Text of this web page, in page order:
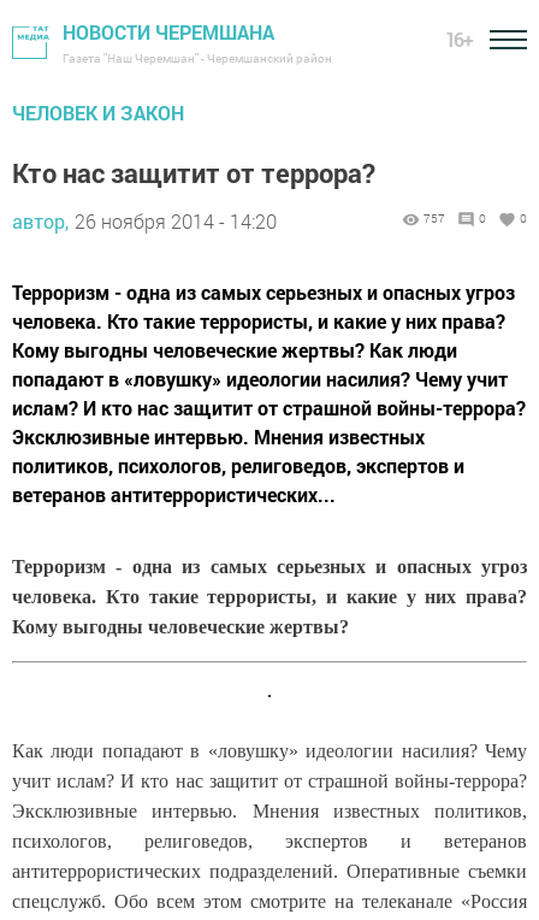
НОВОСТИ ЧЕРЕМШАНА
Газета "Наш Черемшан" - Черемшанский район
16+
ЧЕЛОВЕК И ЗАКОН
Кто нас защитит от террора?
автор, 26 ноября 2014 - 14:20 757 0 0
Терроризм - одна из самых серьезных и опасных угроз
человека. Кто такие террористы, и какие у них права?
Кому выгодны человеческие жертвы? Как люди
попадают в «ловушку» идеологии насилия? Чему учит
ислам? И кто нас защитит от страшной войны-террора?
Эксклюзивные интервью. Мнения известных
политиков, психологов, религоведов, экспертов и
ветеранов антитеррористических...
Терроризм - одна из самых серьезных и опасных угроз
человека. Кто такие террористы, и какие у них права?
Кому выгодны человеческие жертвы?
Как люди попадают в «ловушку» идеологии насилия? Чему
учит ислам? И кто нас защитит от страшной войны-террора?
Эксклюзивные интервью. Мнения известных политиков,
психологов, религоведов, экспертов и ветеранов
антитеррористических подразделений. Оперативные съемки
спецслужб. Обо всем этом смотрите на телеканале «Россия